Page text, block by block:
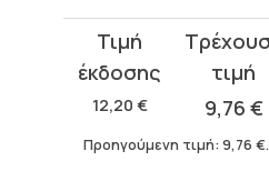
12,20 €
Original
price
was:
12,20 €.
9,76 €
τρέχουσα
τιμή
είναι:
Προηγούμενη τιμή:9,76€.